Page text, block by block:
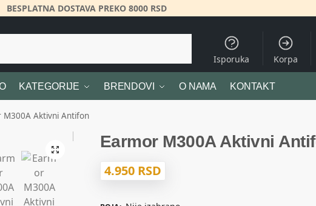
BESPLATNA DOSTAVA PREKO 8000 RSD
Isporuka Korpa
KATEGORIJE BRENDOVI O NAMA KONTAKT
M300A Aktivni Antifon
Earmor M300A Aktivni
4.950 RSD